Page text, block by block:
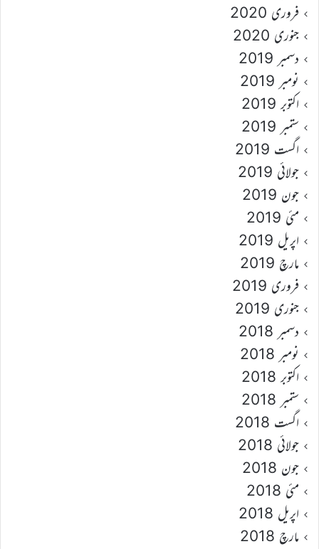
فروری 2020
جنوری 2020
دسمبر 2019
نومبر 2019
اکتوبر 2019
ستمبر 2019
اگست 2019
جولائی 2019
جون 2019
مئی 2019
اپریل 2019
مارچ 2019
فروری 2019
جنوری 2019
دسمبر 2018
نومبر 2018
اکتوبر 2018
ستمبر 2018
اگست 2018
جولائی 2018
جون 2018
مئی 2018
اپریل 2018
مارچ 2018